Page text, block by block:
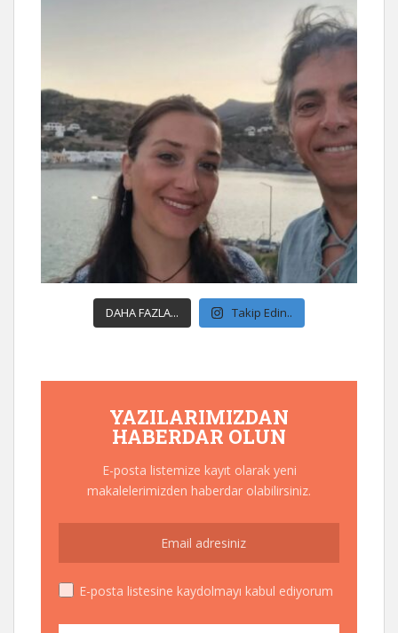
DAHA FAZLA... Takip Edin..
YAZILARIMIZDAN
HABERDAR OLUN
E-posta listemize kayıt olarak yeni
makalelerimizden haberdar olabilirsiniz.
E-posta listesine kaydolmayı kabul ediyorum